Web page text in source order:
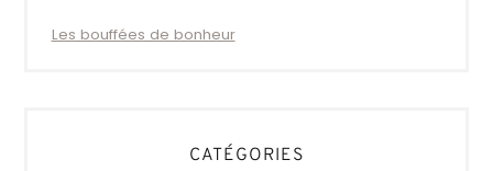
Les bouffées de bonheur
CATÉGORIES